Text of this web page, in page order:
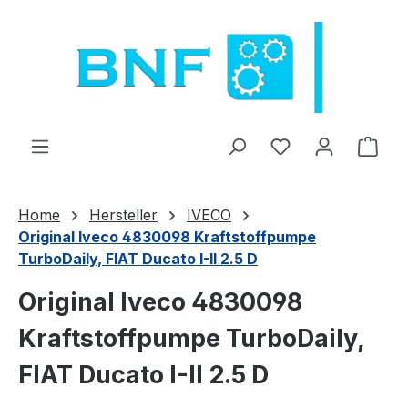
Du hast 0
Home Hersteller
IVECO
Original Iveco 4830098 Kraftstoffpumpe
TurboDaily, FIAT Ducato I-II 2.5 D
Original Iveco 4830098
Kraftstoffpumpe TurboDaily,
FIAT Ducato I-II 2.5 D